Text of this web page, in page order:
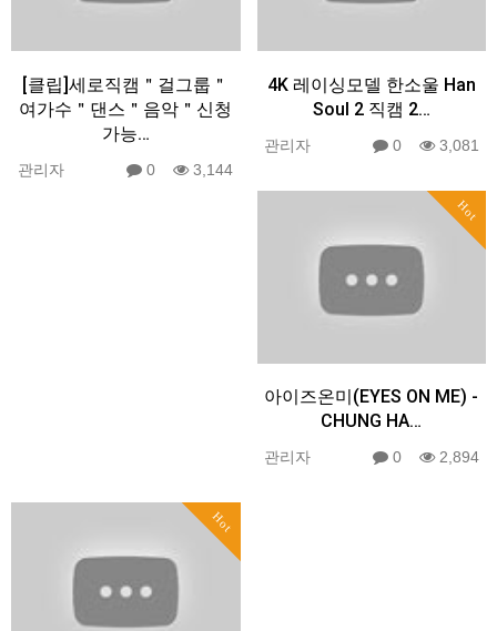
[클립]세로직캠＂걸그룹＂
여가수＂댄스＂음악＂신청
가능…
관리자 0 3,144
4K 레이싱모델 한소울 Han
Soul 2 직캠 2…
관리자 0 3,081
Hot
아이즈온미(EYES ON ME) -
CHUNG HA…
관리자 0 2,894
Hot